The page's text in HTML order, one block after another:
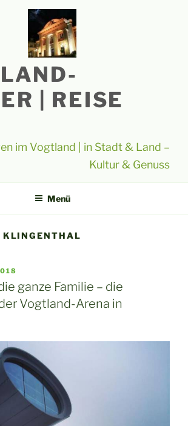
| REISE
im Vogtland | in Stadt & Land –
Kultur & Genuss
Menü
KLINGENTHAL
ganze Familie – die
Vogtland-Arena in